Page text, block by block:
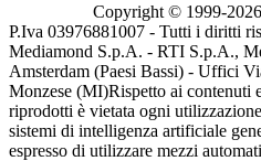
Copyright © 1999-2026
P.Iva 03976881007 - Tutti i diritti
Mediamond S.p.A. - RTI S.p.A.,
Amsterdam (Paesi Bassi) - Uffici
Monzese (MI)Rispetto ai contenuti
riprodotti è vietata ogni
sistemi di intelligenza artificiale
espresso di utilizzare mezzi